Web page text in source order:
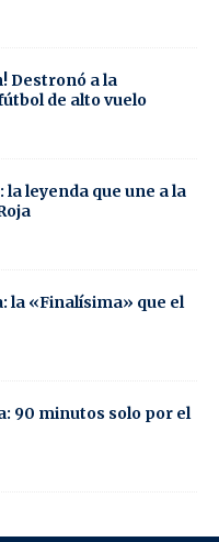
Destronó a la
de alto vuelo
leyenda que une a la
la «Finalísima» que el
90 minutos solo por el